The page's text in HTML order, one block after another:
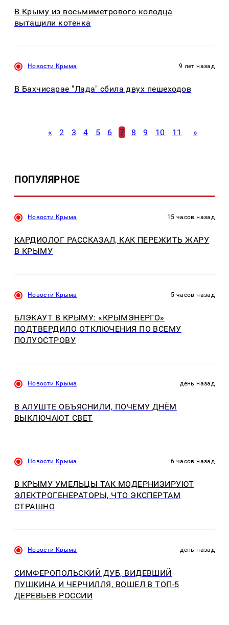
В Крыму из восьмиметрового колодца
вытащили котенка
Новости Крыма 9 лет назад
В Бахчисарае "Лада" сбила двух пешеходов
« 2 3 4 5 6 7 8 9 10 11 »
ПОПУЛЯРНОЕ
Новости Крыма 15 часов назад
КАРДИОЛОГ РАССКАЗАЛ, КАК ПЕРЕЖИТЬ ЖАРУ
В КРЫМУ
Новости Крыма 5 часов назад
БЛЭКАУТ В КРЫМУ: «КРЫМЭНЕРГО»
ПОДТВЕРДИЛО ОТКЛЮЧЕНИЯ ПО ВСЕМУ
ПОЛУОСТРОВУ
Новости Крыма день назад
В АЛУШТЕ ОБЪЯСНИЛИ, ПОЧЕМУ ДНЁМ
ВЫКЛЮЧАЮТ СВЕТ
Новости Крыма 6 часов назад
В КРЫМУ УМЕЛЬЦЫ ТАК МОДЕРНИЗИРУЮТ
ЭЛЕКТРОГЕНЕРАТОРЫ, ЧТО ЭКСПЕРТАМ
СТРАШНО
Новости Крыма день назад
СИМФЕРОПОЛЬСКИЙ ДУБ, ВИДЕВШИЙ
ПУШКИНА И ЧЕРЧИЛЛЯ, ВОШЕЛ В ТОП-5
ДЕРЕВЬЕВ РОССИИ